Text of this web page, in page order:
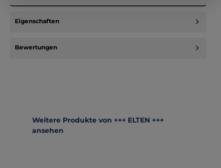
Eigenschaften
Bewertungen
Produktgalerie überspringen
Weitere Produkte von +++ ELTEN +++
ansehen